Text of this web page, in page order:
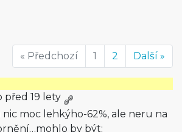
« Předchozí 1 2 Další »
před 19 lety
moc lehkýho-62%, ale neru na
by být: